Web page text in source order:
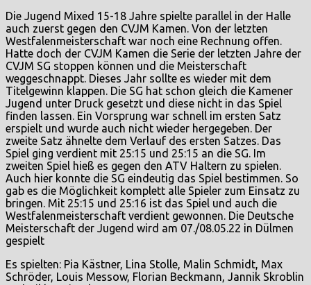
Die Jugend Mixed 15-18 Jahre spielte parallel in der Halle
auch zuerst gegen den CVJM Kamen. Von der letzten
Westfalenmeisterschaft war noch eine Rechnung offen.
Hatte doch der CVJM Kamen die Serie der letzten Jahre der
CVJM SG stoppen können und die Meisterschaft
weggeschnappt. Dieses Jahr sollte es wieder mit dem
Titelgewinn klappen. Die SG hat schon gleich die Kamener
Jugend unter Druck gesetzt und diese nicht in das Spiel
finden lassen. Ein Vorsprung war schnell im ersten Satz
erspielt und wurde auch nicht wieder hergegeben. Der
zweite Satz ähnelte dem Verlauf des ersten Satzes. Das
Spiel ging verdient mit 25:15 und 25:15 an die SG. Im
zweiten Spiel hieß es gegen den ATV Haltern zu spielen.
Auch hier konnte die SG eindeutig das Spiel bestimmen. So
gab es die Möglichkeit komplett alle Spieler zum Einsatz zu
bringen. Mit 25:15 und 25:16 ist das Spiel und auch die
Westfalenmeisterschaft verdient gewonnen. Die Deutsche
Meisterschaft der Jugend wird am 07./08.05.22 in Dülmen
gespielt
Es spielten: Pia Kästner, Lina Stolle, Malin Schmidt, Max
Schröder, Louis Messow, Florian Beckmann, Jannik Skroblin